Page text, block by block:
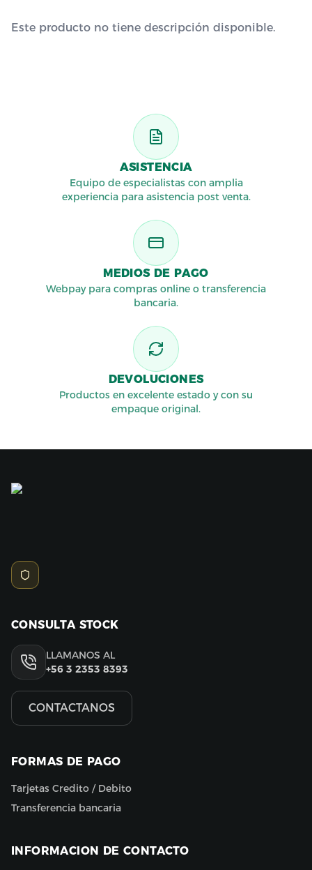
Este producto no tiene descripción disponible.
ASISTENCIA
Equipo de especialistas con amplia
experiencia para asistencia post venta.
MEDIOS DE PAGO
Webpay para compras online o transferencia
bancaria.
DEVOLUCIONES
Productos en excelente estado y con su
empaque original.
CONSULTA STOCK
LLAMANOS AL
+56 3 2353 8393
CONTACTANOS
FORMAS DE PAGO
Tarjetas Credito / Debito
Transferencia bancaria
INFORMACION DE CONTACTO